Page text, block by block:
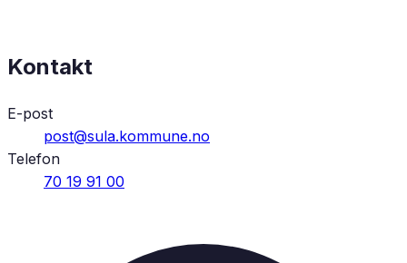
Kontakt
E-post
post@sula.kommune.no
Telefon
70 19 91 00